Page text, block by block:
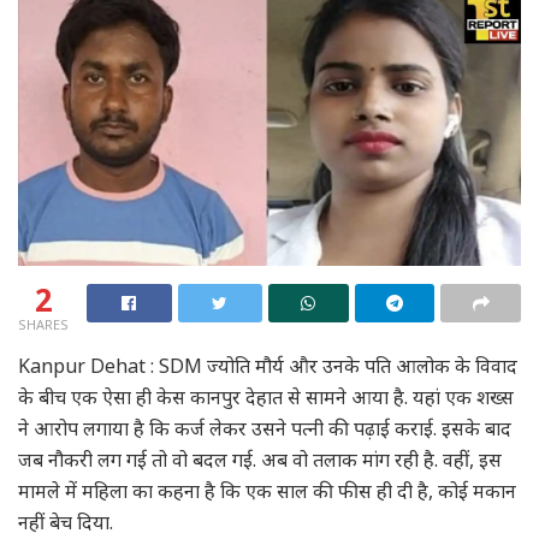
2
SHARES
Kanpur Dehat : SDM ज्योति मौर्य और उनके पति आलोक के विवाद
के बीच एक ऐसा ही केस कानपुर देहात से सामने आया है. यहां एक शख्स
ने आरोप लगाया है कि कर्ज लेकर उसने पत्नी की पढ़ाई कराई. इसके बाद
जब नौकरी लग गई तो वो बदल गई. अब वो तलाक मांग रही है. वहीं, इस
मामले में महिला का कहना है कि एक साल की फीस ही दी है, कोई मकान
नहीं बेच दिया.